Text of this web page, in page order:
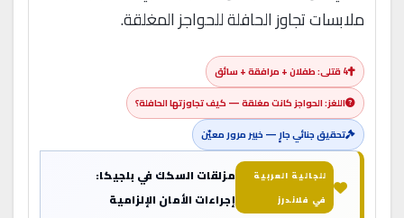
ملابسات تجاوز الحافلة للحواجز المغلقة.
4 قتلى: طفلان + مرافقة + سائق
اللغز: الحواجز كانت مغلقة — كيف تجاوزتها الحافلة؟
تحقيق جنائي جارٍ — خبير مرور معيّن
للجالية العربية
في فلاندرز
مزلقات السكك في بلجيكا:
إجراءات الأمان الإلزامية